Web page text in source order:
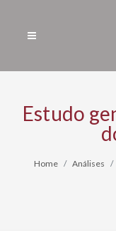
Estudo
Home Análises